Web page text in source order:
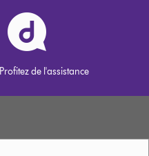
Profitez de l'assistance